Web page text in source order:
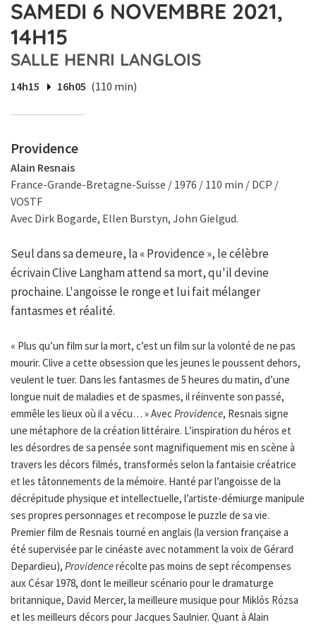
SAMEDI 6 NOVEMBRE 2021,
14H15
SALLE HENRI LANGLOIS
14h15 16h05 (110 min)
Providence
Alain Resnais
France-Grande-Bretagne-Suisse / 1976 / 110 min / DCP /
VOSTF
Avec Dirk Bogarde, Ellen Burstyn, John Gielgud.
Seul dans sa demeure, la « Providence », le célèbre
écrivain Clive Langham attend sa mort, qu'il devine
prochaine. L'angoisse le ronge et lui fait mélanger
fantasmes et réalité.
« Plus qu’un film sur la mort, c’est un film sur la volonté de ne pas
mourir. Clive a cette obsession que les jeunes le poussent dehors,
veulent le tuer. Dans les fantasmes de 5 heures du matin, d’une
longue nuit de maladies et de spasmes, il réinvente son passé,
emmêle les lieux où il a vécu… » AvecProvidence, Resnais signe
une métaphore de la création littéraire. L’inspiration du héros et
les désordres de sa pensée sont magnifiquement mis en scène à
travers les décors filmés, transformés selon la fantaisie créatrice
et les tâtonnements de la mémoire. Hanté par l’angoisse de la
décrépitude physique et intellectuelle, l’artiste-démiurge manipule
ses propres personnages et recompose le puzzle de sa vie. 
Premier film de Resnais tourné en anglais (la version française a
été supervisée par le cinéaste avec notamment la voix de Gérard
Depardieu), Providencerécolte pas moins de sept récompenses
aux César 1978, dont le meilleur scénario pour le dramaturge
britannique, David Mercer, la meilleure musique pour Miklós Rózsa
et les meilleurs décors pour Jacques Saulnier. Quant à Alain